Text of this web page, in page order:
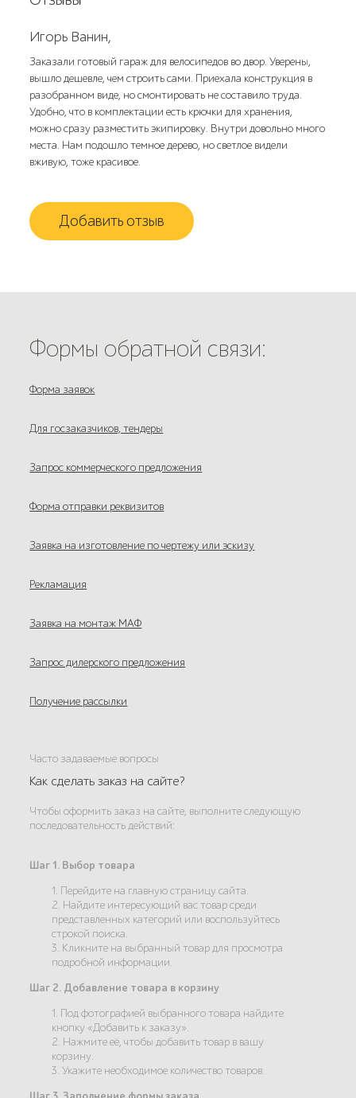
Игорь Ванин,
Заказали готовый гараж для велосипедов во двор. Уверены,
вышло дешевле, чем строить сами. Приехала конструкция в
разобранном виде, но смонтировать не составило труда.
Удобно, что в комплектации есть крючки для хранения,
можно сразу разместить экипировку. Внутри довольно много
места. Нам подошло темное дерево, но светлое видели
вживую, тоже красивое.
Добавить отзыв
Формы обратной связи:
Форма заявок
Для госзаказчиков, тендеры
Запрос коммерческого предложения
Форма отправки реквизитов
Заявка на изготовление по чертежу или эскизу
Рекламация
Заявка на монтаж МАФ
Запрос дилерского предложения
Получение рассылки
Часто задаваемые вопросы
Как сделать заказ на сайте?
Чтобы оформить заказ на сайте, выполните следующую
последовательность действий:
Шаг 1. Выбор товара
1. Перейдите на главную страницу сайта.
2. Найдите интересующий вас товар среди
представленных категорий или воспользуйтесь
строкой поиска.
3. Кликните на выбранный товар для просмотра
подробной информации.
Шаг 2. Добавление товара в корзину
1. Под фотографией выбранного товара найдите
кнопку «Добавить к заказу».
2. Нажмите её, чтобы добавить товар в вашу
корзину.
3. Укажите необходимое количество товаров.